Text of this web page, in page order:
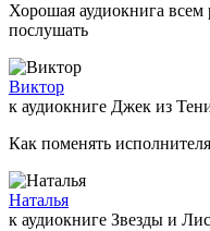
Хорошая аудиокнига
послушать
Виктор
к аудиокниге Джек из
Как поменять
Наталья
к аудиокниге Звезды и